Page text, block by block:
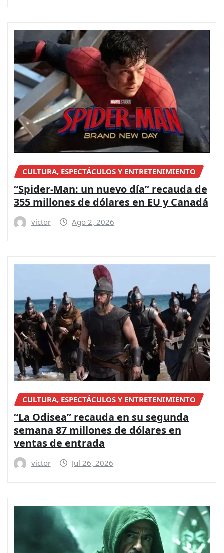
CULTURA, ESPECTÁCULOS Y ENTRETENIMIENTO
“Spider-Man: un nuevo día” recauda de
355 millones de dólares en EU y Canadá
victor Ago 2, 2026
CULTURA, ESPECTÁCULOS Y ENTRETENIMIENTO
“La Odisea” recauda en su segunda
semana 87 millones de dólares en
ventas de entrada
victor Jul 26, 2026